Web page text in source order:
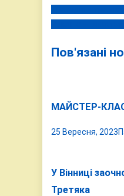
Навігація
Пов'язані
МАЙСТЕР-
25 Вересня, 2023
У Вінниці
Третяка